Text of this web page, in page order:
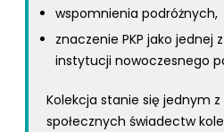
wspomnienia podróżnych,
znaczenie PKP jako jednej
instytucji nowoczesnego
Kolekcja stanie się jednym z
społecznych świadectw